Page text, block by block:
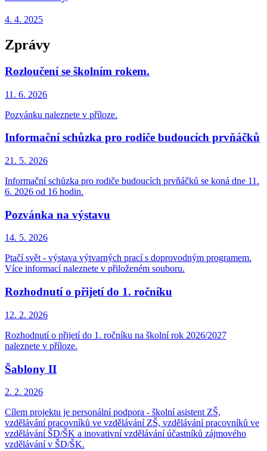
4. 4. 2025
Zprávy
Rozloučení se školním rokem.
11. 6. 2026
Pozvánku naleznete v příloze.
Informační schůzka pro rodiče budoucích prvňáčků
21. 5. 2026
Informační schůzka pro rodiče budoucích prvňáčků se koná dne 11.
6. 2026 od 16 hodin.
Pozvánka na výstavu
14. 5. 2026
Ptačí svět - výstava výtvarných prací s doprovodným programem.
Více informací naleznete v přiloženém souboru.
Rozhodnutí o přijetí do 1. ročníku
12. 2. 2026
Rozhodnutí o přijetí do 1. ročníku na školní rok 2026/2027
naleznete v příloze.
Šablony II
2. 2. 2026
Cílem projektu je personální podpora - školní asistent ZŠ,
vzdělávání pracovníků ve vzdělávání ZŠ, vzdělávání pracovníků ve
vzdělávání ŠD/ŠK a inovativní vzdělávání účastníků zájmového
vzdělávání v ŠD/ŠK.